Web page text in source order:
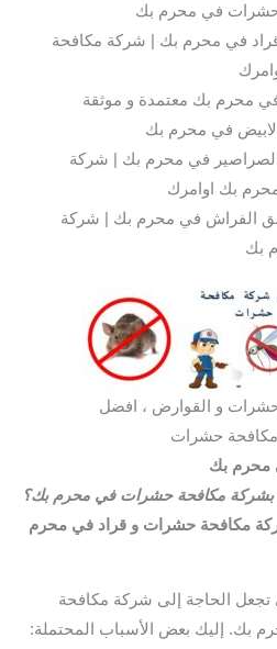
في محرم بك
في محرم بك | شركة مكافحة
محرم بك معتمدة و موثقة
في محرم بك
في محرم بك | شركة
بك اوامرك
الفراش في محرم بك | شركة
بك
و القوارض ، افضل
حشرات
محرم بك
بشركة مكافحة حشرات في محرم بك؟
مكافحة حشرات و قراد في محرم
تجعل الحاجة إلى شركة مكافحة
بك. إليك بعض الأسباب المحتملة: